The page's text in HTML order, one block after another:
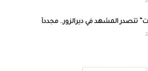
تتصدر المشهد في ديرالزور.. مجدداً